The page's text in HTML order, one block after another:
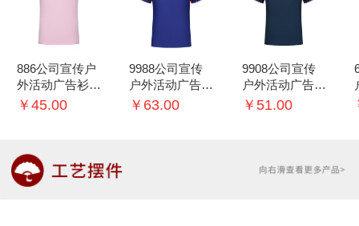
886公司宣传户
外活动广告衫T
恤可印logo
￥45.00
9988公司宣传
户外活动广告衫
T恤可印logo
￥63.00
9908公司宣传
户外活动广告衫
T恤可印logo
￥51.00